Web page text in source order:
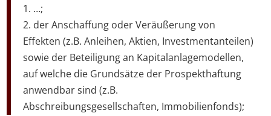
1. …;
2. der Anschaffung oder Veräußerung von
Effekten (z.B. Anleihen, Aktien, Investmentanteilen)
sowie der Beteiligung an Kapitalanlagemodellen,
auf welche die Grundsätze der Prospekthaftung
anwendbar sind (z.B.
Abschreibungsgesellschaften, Immobilienfonds);